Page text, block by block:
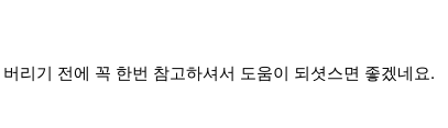
리기 전에 꼭 한번 참고하셔서 도움이 되셧스면 좋겠네요.